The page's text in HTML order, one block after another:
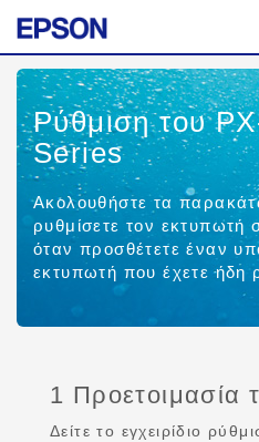
Ρύθμιση του
Series
Ακολουθήστε τα
ρυθμίσετε τον
όταν προσθέτετε έναν
εκτυπωτή που έχετε ήδη
1 Προετοιμασία
Δείτε το εγχειρίδιο